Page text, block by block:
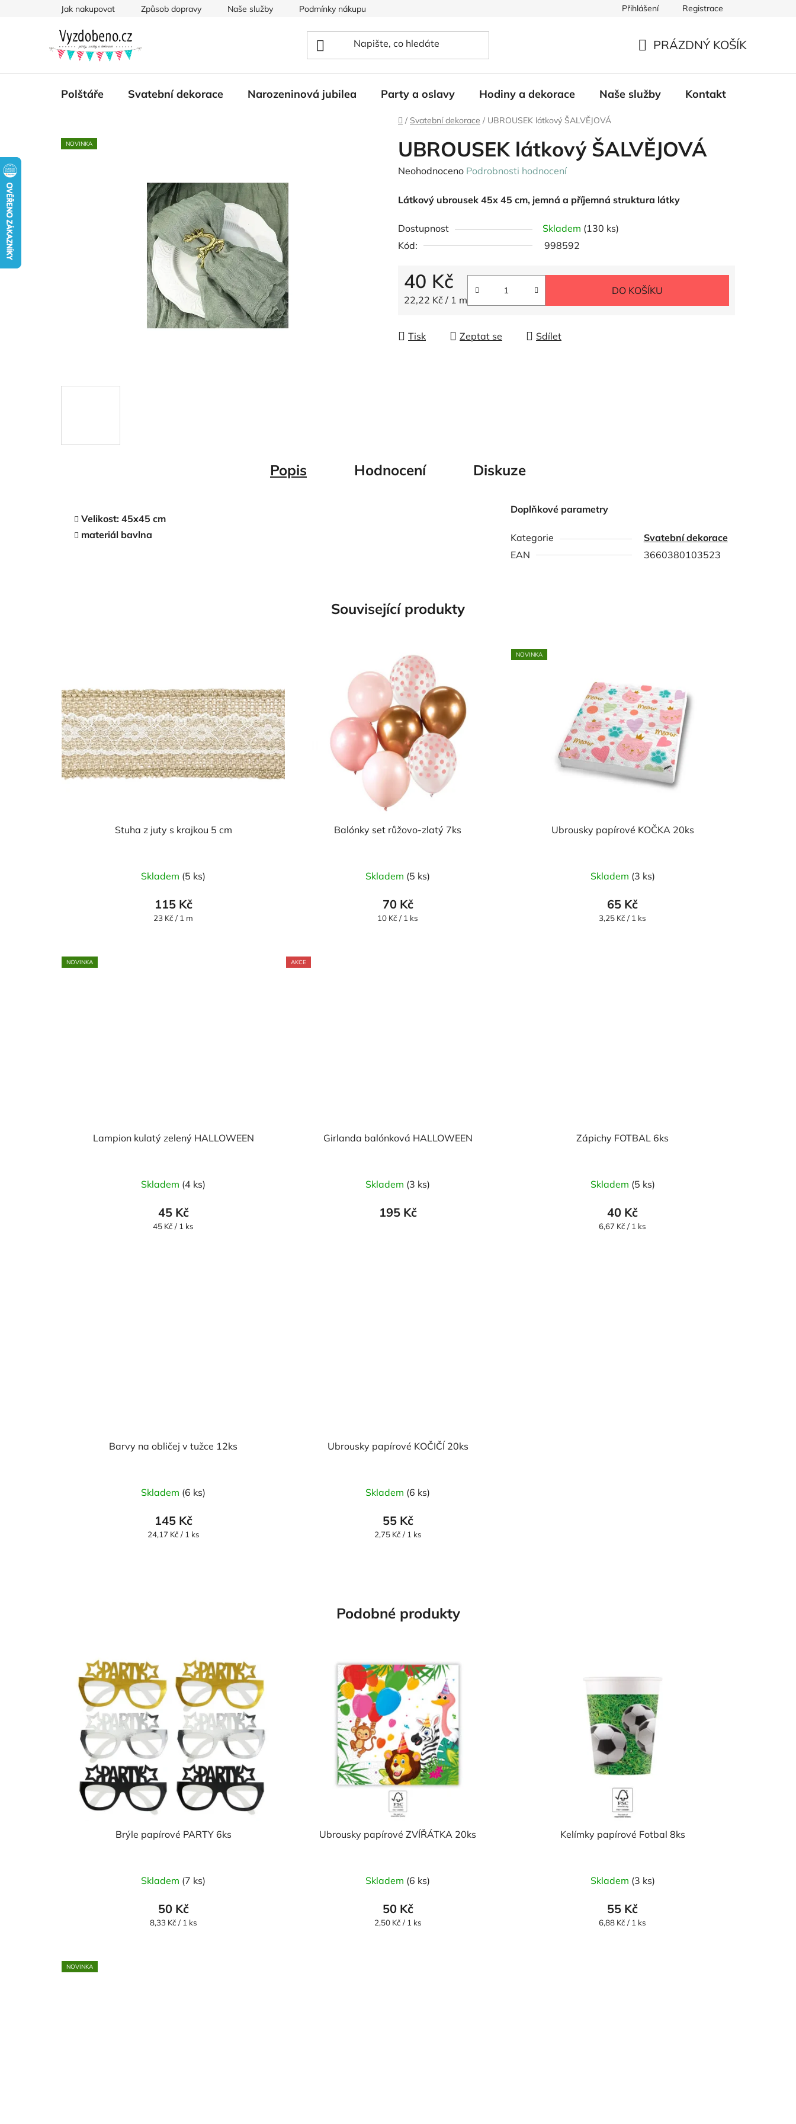
Jak nakupovat Způsob dopravy Naše služby Podmínky nákupu Přihlášení Registrace
KOŠÍK
PRÁZDNÝ KOŠÍK
Polštáře Svatební dekorace Narozeninová jubilea Party a oslavy Hodiny a dekorace Naše služby Kontakt
Domů
/ Svatební dekorace / UBROUSEK látkový ŠALVĚJOVÁ
UBROUSEK látkový ŠALVĚJOVÁ
Průměrné
produktu
0,0
z
hvězdiček.
Neohodnoceno Podrobnosti hodnocení
Látkový ubrousek 45x 45 cm, jemná a příjemná struktura látky
Dostupnost Skladem (130 ks)
Kód:
998592
40 Kč
Měrná cena:
22,22 Kč / 1 m
DO KOŠÍKU
Tisk Zeptat se Sdílet
NOVINKA
Popis Hodnocení Diskuze
Velikost: 45x45 cm
materiál bavlna
Doplňkové parametry
Kategorie
Svatební dekorace
EAN
3660380103523
Související produkty
Stuha z juty s krajkou 5 cm
hodnocení
produktu
je
Skladem (5 ks)
115 Kč
Měrná
23 Kč / 1 m
Balónky set růžovo-zlatý 7ks
Skladem (5 ks)
70 Kč
Měrná
10 Kč / 1 ks
NOVINKA
Ubrousky papírové KOČKA 20ks
Skladem (3 ks)
65 Kč
Měrná
3,25 Kč / 1 ks
NOVINKA
Lampion kulatý zelený HALLOWEEN
Skladem (4 ks)
45 Kč
Měrná
45 Kč / 1 ks
AKCE
Girlanda balónková HALLOWEEN
Skladem (3 ks)
195 Kč
Zápichy FOTBAL 6ks
Skladem (5 ks)
40 Kč
Měrná
6,67 Kč / 1 ks
Barvy na obličej v tužce 12ks
Skladem (6 ks)
145 Kč
Měrná
24,17 Kč / 1 ks
Ubrousky papírové KOČIČÍ 20ks
hodnocení
produktu
je
Skladem (6 ks)
55 Kč
Měrná
2,75 Kč / 1 ks
Podobné produkty
Brýle papírové PARTY 6ks
Skladem (7 ks)
50 Kč
Měrná
8,33 Kč / 1 ks
Ubrousky papírové ZVÍŘÁTKA 20ks
Skladem (6 ks)
50 Kč
Měrná
2,50 Kč / 1 ks
Kelímky papírové Fotbal 8ks
Skladem (3 ks)
55 Kč
Měrná
6,88 Kč / 1 ks
NOVINKA